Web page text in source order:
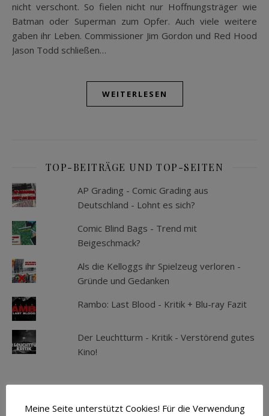
nicht verschont. So fielen nicht nur Hoffnungsträger wie
Batman oder Superman zum Opfer. Auch viele weitere
gaben ihr Leben. Commissioner Jim Gordon und Red Hood
Jason Todd schließen…
WEITERLESEN
TOP-BEITRÄGE UND TOP-SEITEN
AP Grading - Comic Grading aus
Deutschland - Lohnt es sich?
Comic Blind Bags - Trend mit
Beigeschmack?
Als die Kelloggs ihr Spielzeug verloren -
Gründe und Gedanken
Rambo: Last Blood - Kritik + Blu-ray Fazit
Der Leuchtturm - Kritik - Verstörend gutes
Kino!
Meine Seite unterstützt Cookies! Für die Verwendung